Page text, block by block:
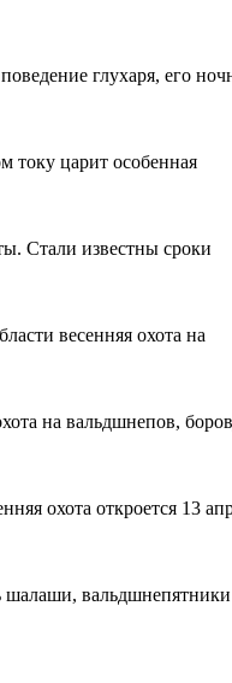
глухаря, его
току царит особенная
Стали известны сроки
весенняя охота на
на вальдшнепов,
охота откроется 13
шалаши, вальдшнепятники